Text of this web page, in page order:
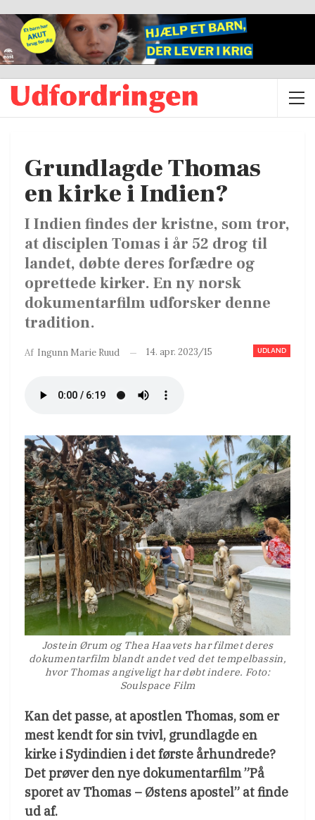
Grundlagde Thomas
en kirke i Indien?
I Indien findes der kristne, som tror,
at disciplen Tomas i år 52 drog til
landet, døbte deres forfædre og
oprettede kirker. En ny norsk
dokumentarfilm udforsker denne
tradition.
UDLAND
Af Ingunn Marie Ruud 14. apr. 2023/15
Jostein Ørum og Thea Haavets har filmet deres
dokumentarfilm blandt andet ved det tempelbassin,
hvor Thomas angiveligt har døbt indere. Foto:
Soulspace Film
Kan det passe, at apostlen Thomas, som er
mest kendt for sin tvivl, grundlagde en
kirke i Sydindien i det første århundrede?
Det prøver den nye dokumentarfilm ”På
sporet av Thomas – Østens apostel” at finde
ud af.